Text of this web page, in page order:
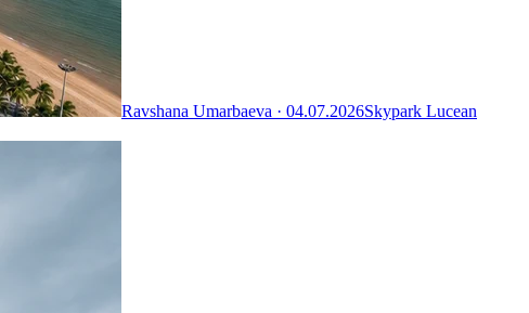
Ravshana Umarbaeva · 04.07.2026Skypark Lucean